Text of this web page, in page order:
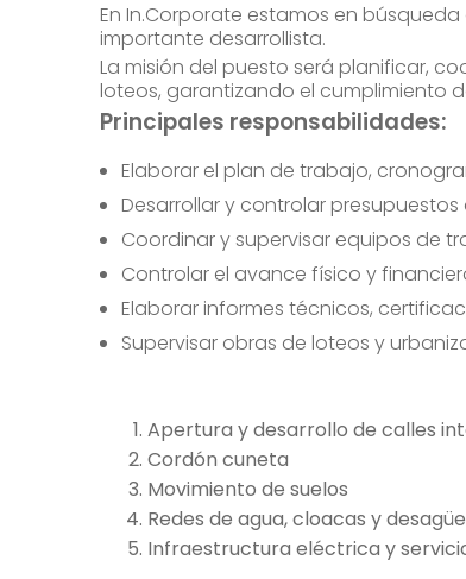
En In.Corporate estamos en
importante desarrollista.
La misión del puesto será planificar,
loteos, garantizando el cumplimiento
Principales responsabilidades:
Elaborar el plan de trabajo,
Desarrollar y controlar presupuestos
Coordinar y supervisar equipos de
Controlar el avance físico y
Elaborar informes técnicos,
Supervisar obras de loteos y
Apertura y desarrollo de calles
Cordón cuneta
Movimiento de suelos
Redes de agua, cloacas y
Infraestructura eléctrica y